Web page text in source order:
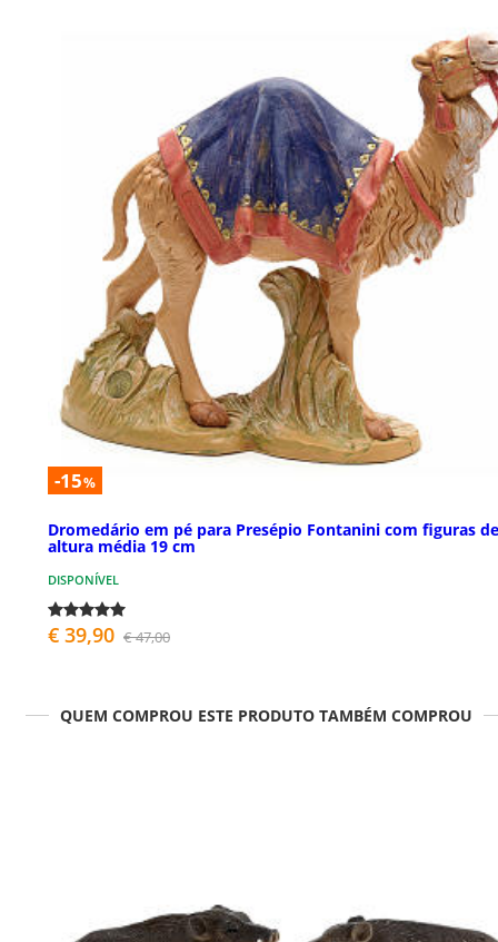
-15%
Dromedário em pé para Presépio Fontanini com figuras de
altura média 19 cm
DISPONÍVEL
€ 39,90 € 47,00
QUEM COMPROU ESTE PRODUTO TAMBÉM COMPROU